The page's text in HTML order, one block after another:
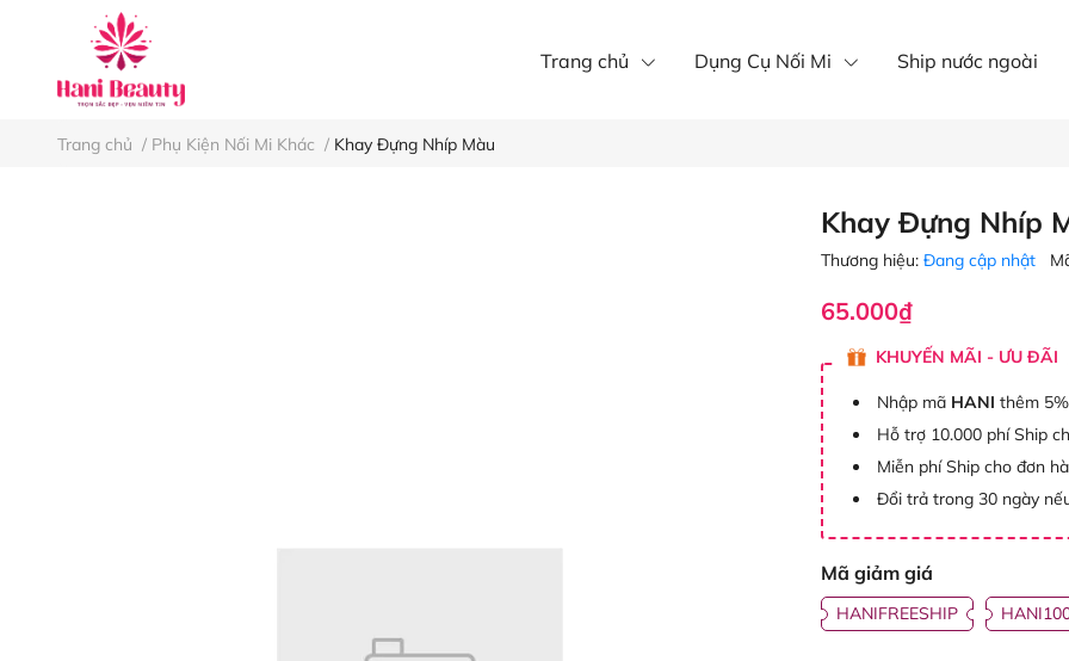
Trang chủ Dụng Cụ Nối Mi Ship nước ngoài
Trang chủ / Phụ Kiện Nối Mi Khác / Khay Đựng Nhíp Màu
Khay Đựng Nhíp
Thương hiệu: Đang cập nhật
65.000₫
KHUYẾN MÃI - ƯU ĐÃI
Nhập mã HANI thêm
Hỗ trợ 10.000 phí Ship
Miễn phí Ship cho đơn
Đổi trả trong 30 ngày
Mã giảm giá
HANIFREESHIP